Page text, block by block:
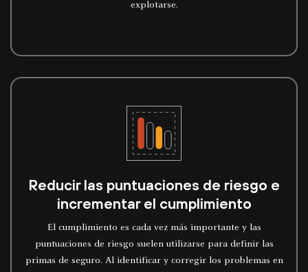
explotarse.
Reducir las puntuaciones de riesgo e
incrementar el cumplimiento
El cumplimiento es cada vez más importante y las
puntuaciones de riesgo suelen utilizarse para definir las
primas de seguro. Al identificar y corregir los problemas en